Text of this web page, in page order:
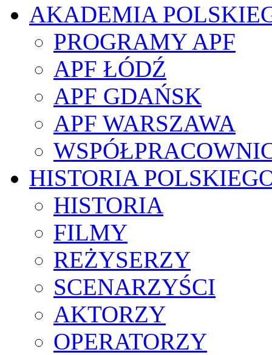
AKADEMIA
PROGRAMY APF
APF ŁÓDŹ
APF GDAŃSK
APF WARSZAWA
HISTORIA
HISTORIA
FILMY
REŻYSERZY
SCENARZYŚCI
AKTORZY
OPERATORZY